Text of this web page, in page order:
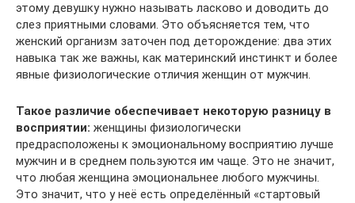
этому девушку нужно называть ласково и доводить до
слез приятными словами. Это объясняется тем, что
женский организм заточен под деторождение: два этих
навыка так же важны, как материнский инстинкт и более
явные физиологические отличия женщин от мужчин.
Такое различие обеспечивает некоторую разницу в
восприятии: женщины физиологически
предрасположены к эмоциональному восприятию лучше
мужчин и в среднем пользуются им чаще. Это не значит,
что любая женщина эмоциональнее любого мужчины.
Это значит, что у неё есть определённый «стартовый